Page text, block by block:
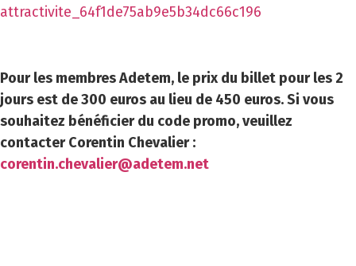
attractivite_64f1de75ab9e5b34dc66c196
Pour les membres Adetem, le prix du billet pour les 2
jours est de 300 euros au lieu de 450 euros.Si vous
souhaitez bénéficier du code promo, veuillez
contacter Corentin Chevalier :
corentin.chevalier@adetem.net